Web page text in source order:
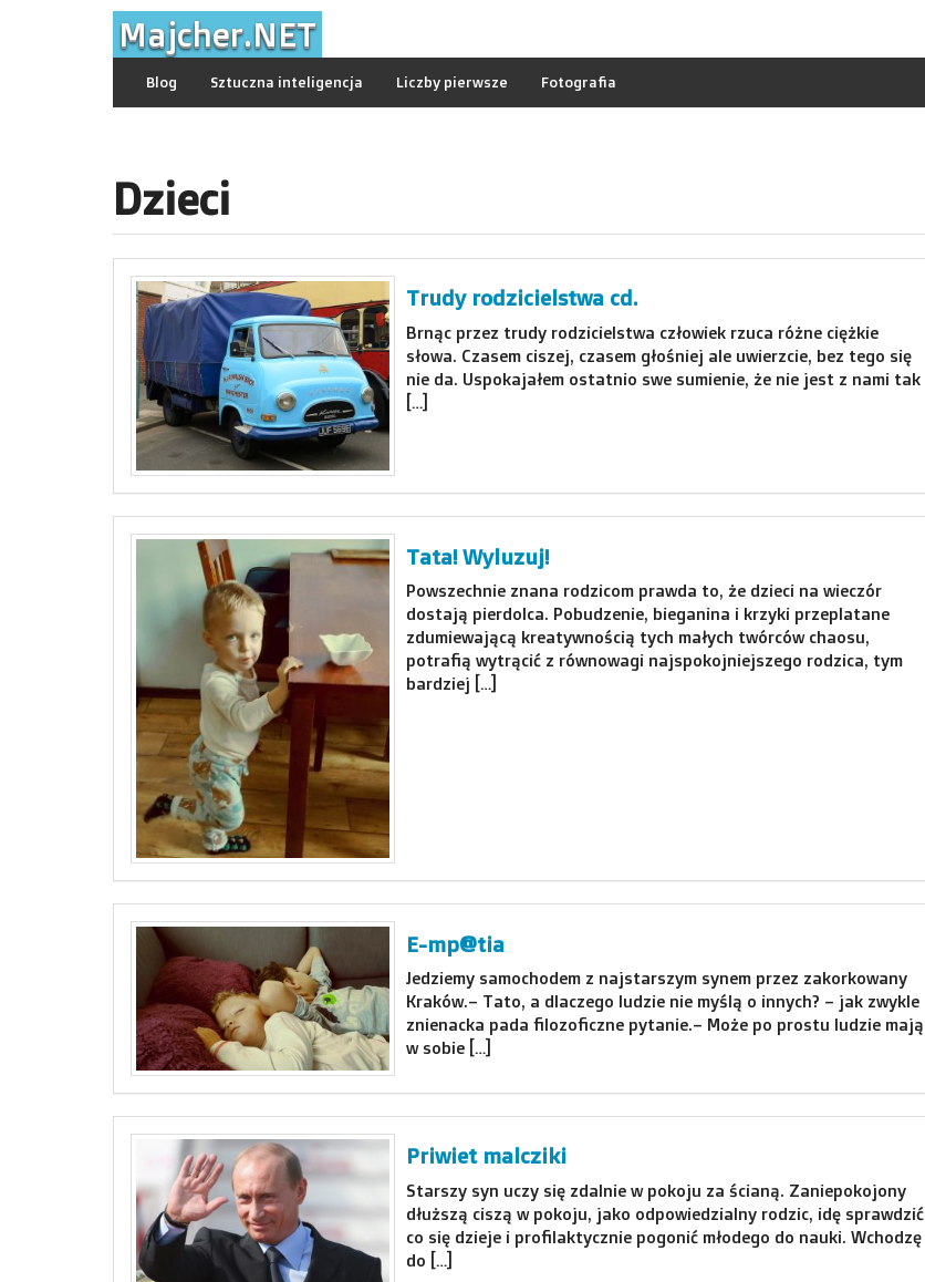
Majcher.NET
Blog Sztuczna inteligencja Liczby pierwsze Fotografia
Dzieci
Trudy rodzicielstwa cd.
Brnąc przez trudy rodzicielstwa człowiek rzuca różne ciężkie
słowa. Czasem ciszej, czasem głośniej ale uwierzcie, bez tego się
nie da. Uspokajałem ostatnio swe sumienie, że nie jest z nami tak
[…]
Tata! Wyluzuj!
Powszechnie znana rodzicom prawda to, że dzieci na wieczór
dostają pierdolca. Pobudzenie, bieganina i krzyki przeplatane
zdumiewającą kreatywnością tych małych twórców chaosu,
potrafią wytrącić z równowagi najspokojniejszego rodzica, tym
bardziej […]
E-mp@tia
Jedziemy samochodem z najstarszym synem przez zakorkowany
Kraków.– Tato, a dlaczego ludzie nie myślą o innych? – jak zwykle
znienacka pada filozoficzne pytanie.– Może po prostu ludzie mają
w sobie […]
Priwiet malcziki
Starszy syn uczy się zdalnie w pokoju za ścianą. Zaniepokojony
dłuższą ciszą w pokoju, jako odpowiedzialny rodzic, idę sprawdzić
co się dzieje i profilaktycznie pogonić młodego do nauki. Wchodzę
do […]